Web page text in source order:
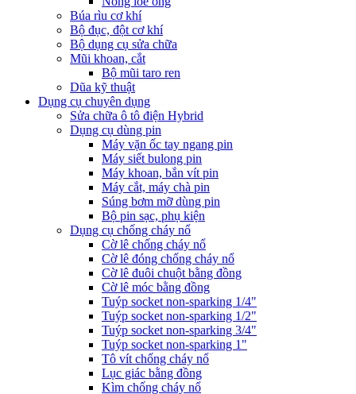
Búa rìu cơ khí
Bộ đục, đột cơ khí
Bộ dụng cụ sửa chữa
Mũi khoan, cắt
Bộ mũi taro ren
Dũa kỹ thuật
Dụng cụ chuyên dụng
Sửa chữa ô tô điện Hybrid
Dụng cụ dùng pin
Máy vặn ốc tay ngang pin
Máy siết bulong pin
Máy khoan, bắn vít pin
Máy cắt, máy chà pin
Súng bơm mỡ dùng pin
Bộ pin sạc, phụ kiện
Dụng cụ chống cháy nổ
Cờ lê chống cháy nổ
Cờ lê đóng chống cháy nổ
Cờ lê đuôi chuột bằng đồng
Cờ lê móc bằng đồng
Tuýp socket non-sparking 1/4"
Tuýp socket non-sparking 1/2"
Tuýp socket non-sparking 3/4"
Tuýp socket non-sparking 1"
Tô vít chống cháy nổ
Lục giác bằng đồng
Kìm chống cháy nổ